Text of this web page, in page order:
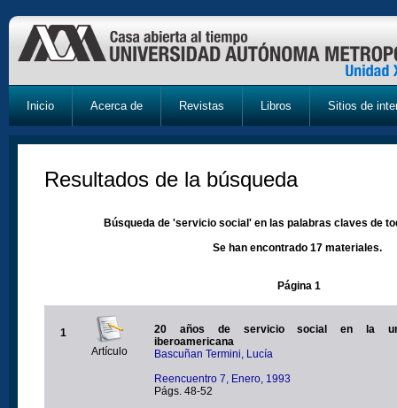
Inicio Acerca de Revistas Libros Sitios de
Resultados de la búsqueda
Búsqueda de 'servicio social' en las palabras claves de
Se han encontrado 17 materiales.
Página 1
1
Artículo
20 años de servicio social en la
iberoamericana
Bascuñan Termini, Lucía
Reencuentro 7, Enero, 1993
Págs. 48-52